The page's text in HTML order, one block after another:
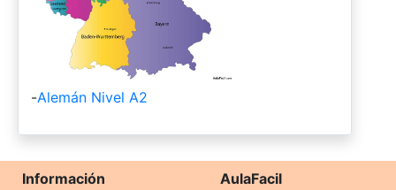
-Alemán Nivel A2
Información AulaFacil